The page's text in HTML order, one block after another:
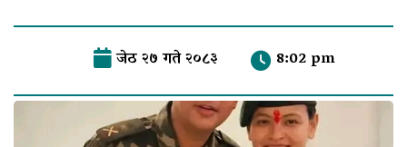
जेठ २७ गते २०८३ 8:02 pm